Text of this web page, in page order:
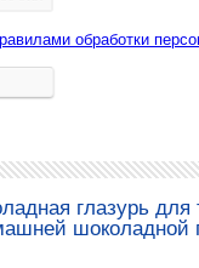
обработки
глазурь для
шоколадной